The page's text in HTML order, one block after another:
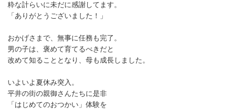
粋な計らいに未だに感謝してます。
「ありがとうございました！」
おかげさまで、無事に任務も完了。
男の子は、褒めて育てるべきだと
改めて知ることとなり、母も成長しました。
いよいよ夏休み突入。
平井の街の親御さんたちに是非
「はじめてのおつかい」体験を